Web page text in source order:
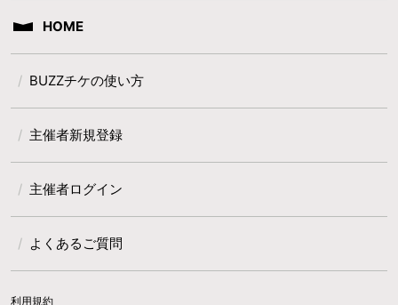
HOME
BUZZチケの使い方
主催者新規登録
主催者ログイン
よくあるご質問
利用規約